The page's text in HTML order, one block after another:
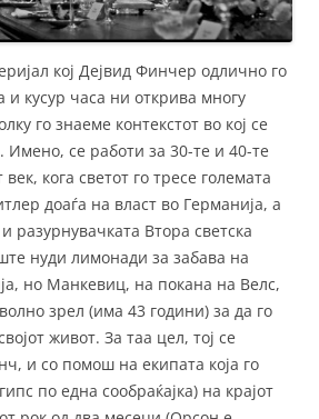
кој Дејвид Финчер одлично го
и кусур часа ни открива многу
го знаеме контекстот во кој се
Имено, се работи за 30-те и 40-те
кога светот го тресе големата
доаѓа на власт во Германија, а
разурнувачката Втора светска
нуди лимонади за забава на
но Манкевиц, на покана на Велс,
зрел (има 43 години) за да го
живот. За таа цел, тој се
и со помош на екипата која го
по една сообраќајка) на крајот